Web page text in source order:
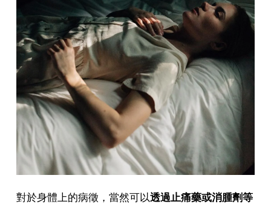
對於身體上的病徵，當然可以透過止痛藥或消腫劑等